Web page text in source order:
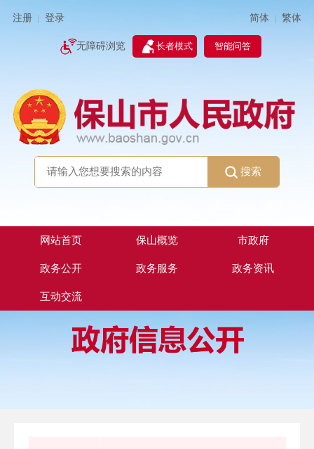
注册 登录 简体 | 繁体
无障碍浏览 长者模式 智能问答
搜索
网站首页 保山概览 市政府
政务公开 政务服务 政务资讯
互动交流